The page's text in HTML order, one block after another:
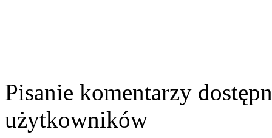
Pisanie komentarzy
użytkowników